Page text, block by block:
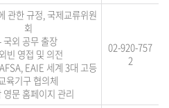
관한 규정, 국제교류위원
회
국외 공무 출장
빈 영접 및 의전
EAIE 세계 3대 고등
육기구 협의체
영문 홈페이지 관리
02-920-757
2